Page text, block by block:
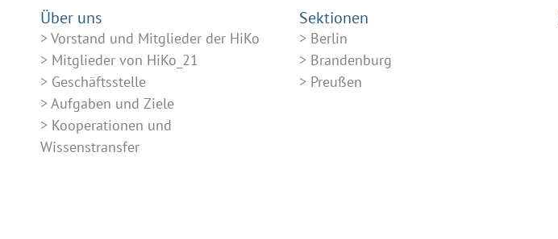
Über uns
Vorstand und Mitglieder der HiKo
Mitglieder von HiKo_21
Geschäftsstelle
Aufgaben und Ziele
Kooperationen und
Wissenstransfer
Sektionen
Berlin
Brandenburg
Preußen